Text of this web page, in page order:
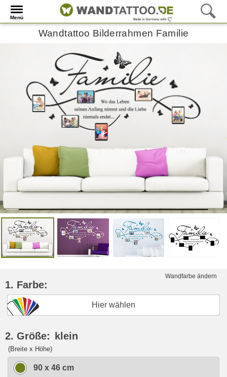
Menü
Wandtattoo Bilderrahmen Familie
Wandfarbe ändern
1. Farbe:
Hier wählen
2. Größe: klein
(Breite x Höhe)
90 x 46 cm